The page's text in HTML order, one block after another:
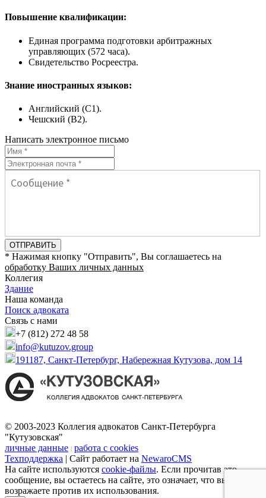
Повышение квалификации:
Единая программа подготовки арбитражных
управляющих (572 часа).
Свидетельство Росреестра.
Знание иностранных языков:
Английский (C1).
Чешский (В2).
Написать электронное письмо
ОТПРАВИТЬ
* Нажимая кнопку "Отправить", Вы соглашаетесь на
обработку Ваших личных данных
Коллегия
Здание
Наша команда
Поиск адвоката
Связь с нами
+7 (812) 272 48 58
info@kutuzov.group
191187, Санкт-Петербург, Набережная Кутузова, дом 14
© 2003-2023 Коллегия адвокатов Санкт-Петербурга
"Кутузовская"
личные данные | работа с cookies
Техподдержка | Сайт работает на NewaroCMS
На сайте используются cookie-файлы. Если прочитав это
сообщение, вы остаетесь на сайте, это означает, что вы не
возражаете против их использования.